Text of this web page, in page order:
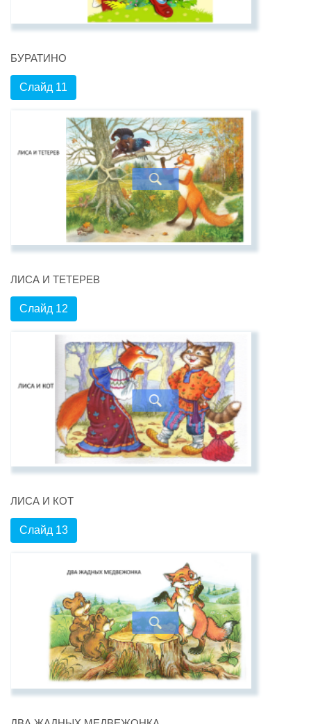
БУРАТИНО
Слайд 11
ЛИСА И ТЕТЕРЕВ
Слайд 12
ЛИСА И КОТ
Слайд 13